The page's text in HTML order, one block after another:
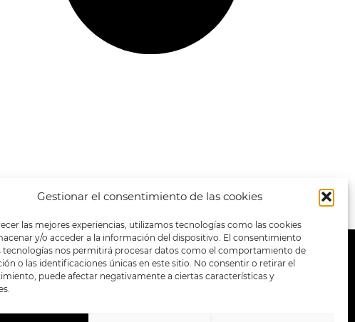
Gestionar el consentimiento de las cookies
las mejores experiencias, utilizamos tecnologías como las cookies
y/o acceder a la información del dispositivo. El consentimiento
tecnologías nos permitirá procesar datos como el comportamiento de
o las identificaciones únicas en este sitio. No consentir o retirar el
puede afectar negativamente a ciertas características y
EN: METODOS DE PAGO: